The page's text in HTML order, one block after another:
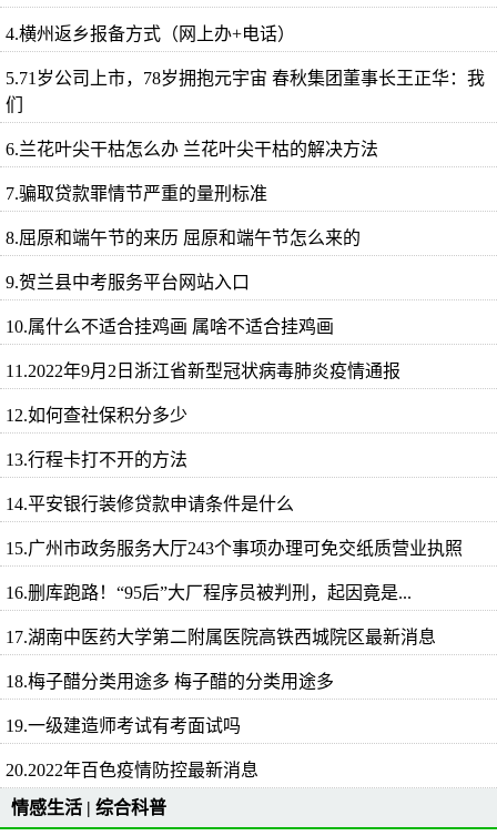
4.横州返乡报备方式（网上办+电话）
5.71岁公司上市，78岁拥抱元宇宙 春秋集团董事长王正华：我
们
6.兰花叶尖干枯怎么办 兰花叶尖干枯的解决方法
7.骗取贷款罪情节严重的量刑标准
8.屈原和端午节的来历 屈原和端午节怎么来的
9.贺兰县中考服务平台网站入口
10.属什么不适合挂鸡画 属啥不适合挂鸡画
11.2022年9月2日浙江省新型冠状病毒肺炎疫情通报
12.如何查社保积分多少
13.行程卡打不开的方法
14.平安银行装修贷款申请条件是什么
15.广州市政务服务大厅243个事项办理可免交纸质营业执照
16.删库跑路！“95后”大厂程序员被判刑，起因竟是...
17.湖南中医药大学第二附属医院高铁西城院区最新消息
18.梅子醋分类用途多 梅子醋的分类用途多
19.一级建造师考试有考面试吗
20.2022年百色疫情防控最新消息
情感生活 | 综合科普